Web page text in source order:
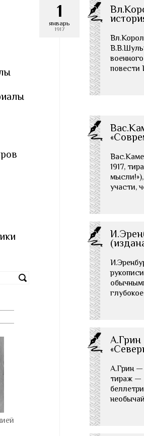
1
январь
1917
повести
1917,
участи,
А.Грин
А.Грин —
тираж —